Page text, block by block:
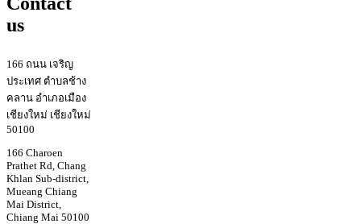
us
166 ถนน เจริญ
ประเทศ ตำบลช้าง
คลาน อำเภอเมือง
เชียงใหม่ เชียงใหม่
50100
166 Charoen
Prathet Rd, Chang
Khlan Sub-district,
Mueang Chiang
Mai District,
Chiang Mai 50100